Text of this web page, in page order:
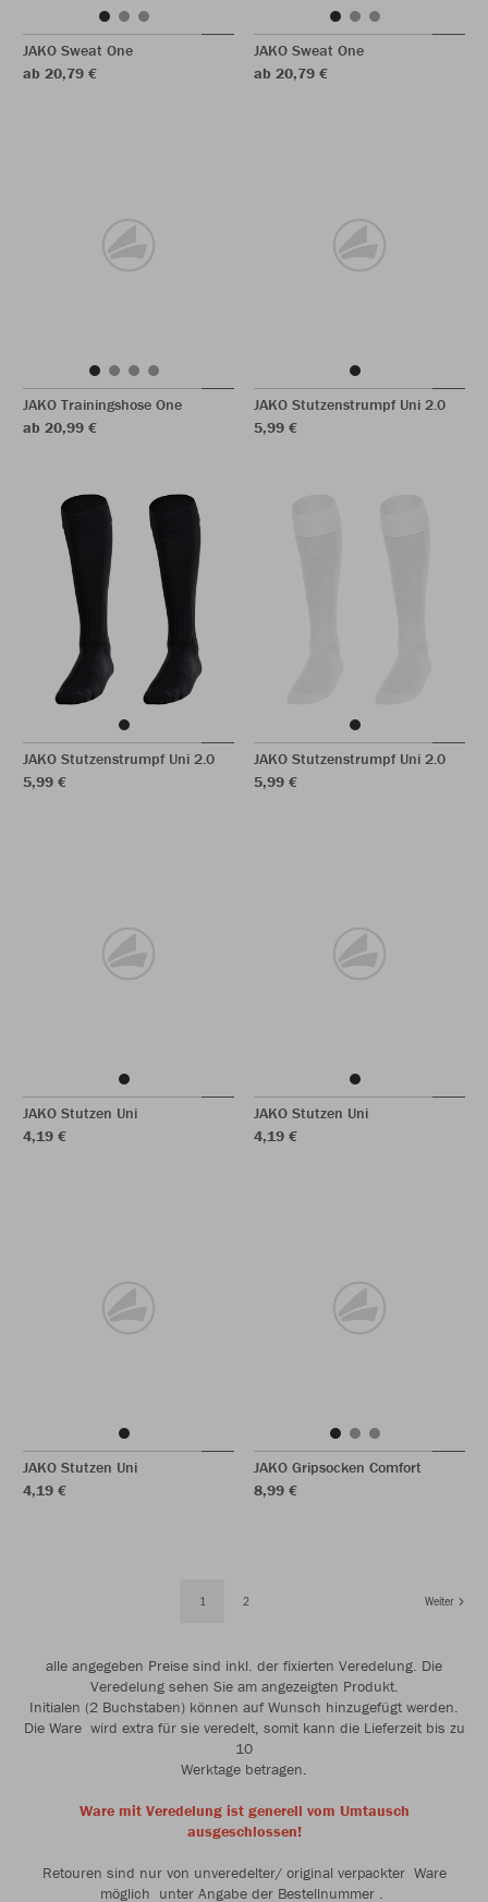
JAKO Sweat One
ab 20,79 €
JAKO Sweat One
ab 20,79 €
JAKO Trainingshose One
ab 20,99 €
JAKO Stutzenstrumpf Uni 2.0
5,99 €
JAKO Stutzenstrumpf Uni 2.0
5,99 €
JAKO Stutzenstrumpf Uni 2.0
5,99 €
JAKO Stutzen Uni
4,19 €
JAKO Stutzen Uni
4,19 €
JAKO Stutzen Uni
4,19 €
JAKO Gripsocken Comfort
8,99 €
1 2 Weiter
alle angegeben Preise sind inkl. der fixierten Veredelung. Die
Veredelung sehen Sie am angezeigten Produkt.
Initialen (2 Buchstaben) können auf Wunsch hinzugefügt werden.
Die Ware wird extra für sie veredelt, somit kann die Lieferzeit bis zu
10
Werktage betragen.
Ware mit Veredelung ist generell vom Umtausch
ausgeschlossen!
Retouren sind nur von unveredelter/ original verpackter Ware
möglich unter Angabe der Bestellnummer .